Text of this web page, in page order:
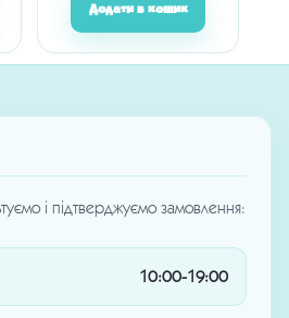
Додати в кошик
і підтверджуємо замовлення:
10:00-19:00